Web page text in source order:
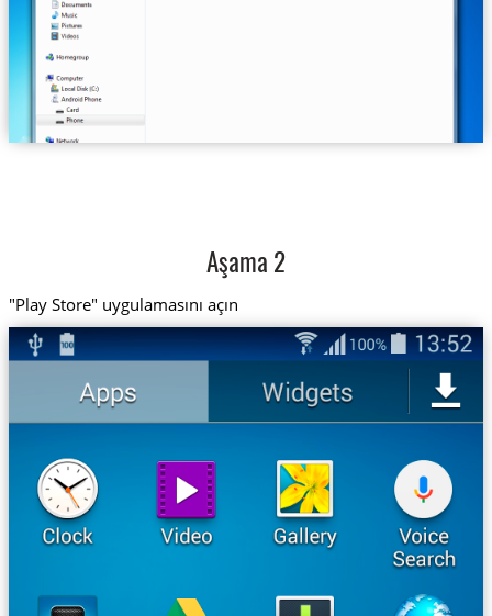
Aşama 2
"Play Store" uygulamasını açın